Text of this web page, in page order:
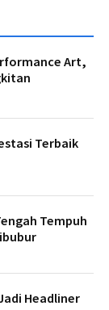
Art,
Terbaik
Tempuh
Headliner